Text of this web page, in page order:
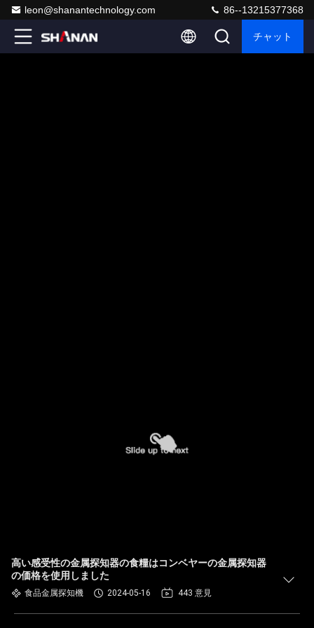
leon@shanantechnology.com 86--13215377368
チャット
高い感受性の金属探知器の食糧はコンベヤーの金属探知器
の価格を使用しました
食品金属探知機 2024-05-16 443 意見